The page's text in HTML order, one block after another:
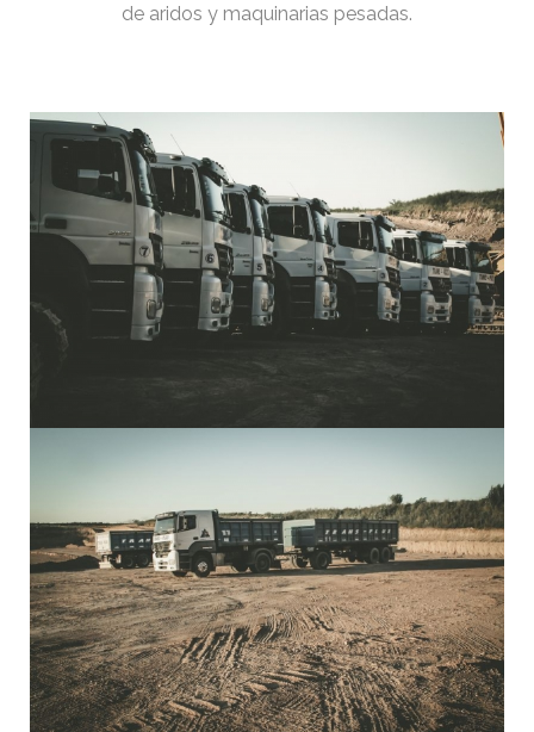
de aridos y maquinarias pesadas.